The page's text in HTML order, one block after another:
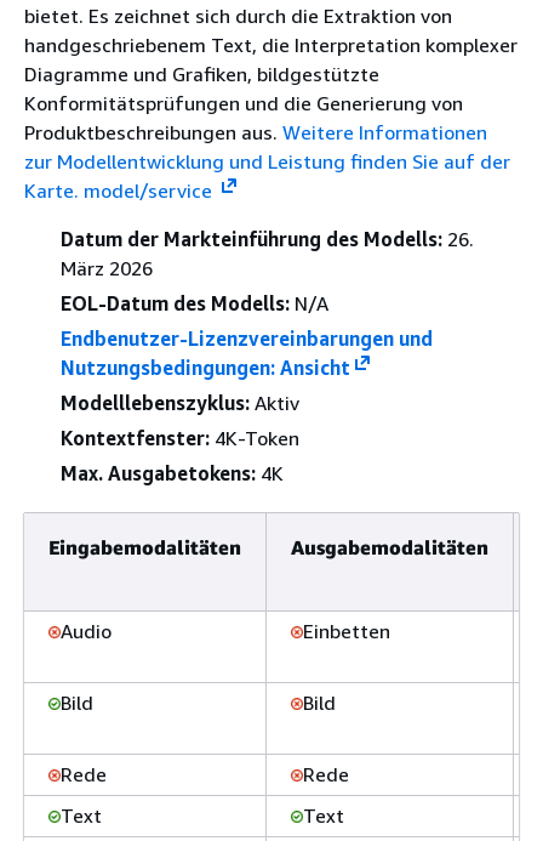
bietet. Es zeichnet sich durch die Extraktion von
handgeschriebenem Text, die Interpretation komplexer
Diagramme und Grafiken, bildgestützte
Konformitätsprüfungen und die Generierung von
Produktbeschreibungen aus. Weitere Informationen
zur Modellentwicklung und Leistung finden Sie auf der
Karte. model/service
Datum der Markteinführung des Modells: 26.
März 2026
EOL-Datum des Modells: N/A
Endbenutzer-Lizenzvereinbarungen und
Nutzungsbedingungen: Ansicht
Modelllebenszyklus: Aktiv
Kontextfenster: 4K-Token
Max. Ausgabetokens: 4K
Eingabemodalitäten Ausgabemodalitäten
Audio Einbetten
Bild Bild
Rede
Rede
Text
Text